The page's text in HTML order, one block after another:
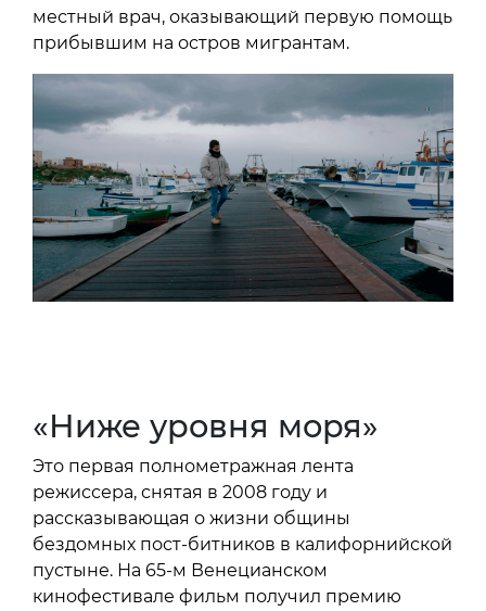
местный врач, оказывающий первую помощь
прибывшим на остров мигрантам.
«Ниже уровня моря»
Это первая полнометражная лента
режиссера, снятая в 2008 году и
рассказывающая о жизни общины
бездомных пост-битников в калифорнийской
пустыне. На 65-м Венецианском
кинофестивале фильм получил премию